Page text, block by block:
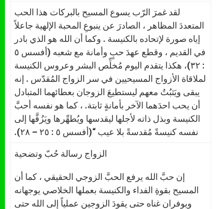
لقد غمرَ الرّب يسوع المسيح بالبركات هذا الحب
المتعددَ المظاهر ، الصادرَ عن ينبوعِ المحبة الإلهية جاعلاً
إياه صورة لإتحاده بالكنيسة . وكما أن الله هو الذي بادر
في القديم ، وقطع عهدَ حبٍ وأمانة مع شعبه (أفسس ٥
: ٣٢)، هكذا يتقدم اليوم مُخلِّص البشر وعروس الكنيسة
لملاقاة الأزواج المسيحيين في سر الزواج المُقدّس . إنه
يبقى ويَثبُتُ معهم ليستطيعَ الزوجان بعطائهما المتبادل
أن يحب احدَهما الآخر بأمانةٍ ثابتة. ، كما هو نفسه أحبَّ
الكنيسة وبذل ذاته لأجلها ليقدسها ويُطهِّرها ويَزُفَّها إلى
نفسه كنيسةً مُقدسةً بلا عيب “(أفسس ٥ : ٢٥ – ٢٨).
الزواج رسالة حُبّ وتضحية
إن حبَّ الله يرفع الحبَّ الزوجي الحقيقي ، كما أن
المسيح بقوةِ الفداء والكنيسة بعملها الخلاصي يوجهانه
ويوفران غناه حتى يقودَ الزوجين عملياً إلى الله حتى